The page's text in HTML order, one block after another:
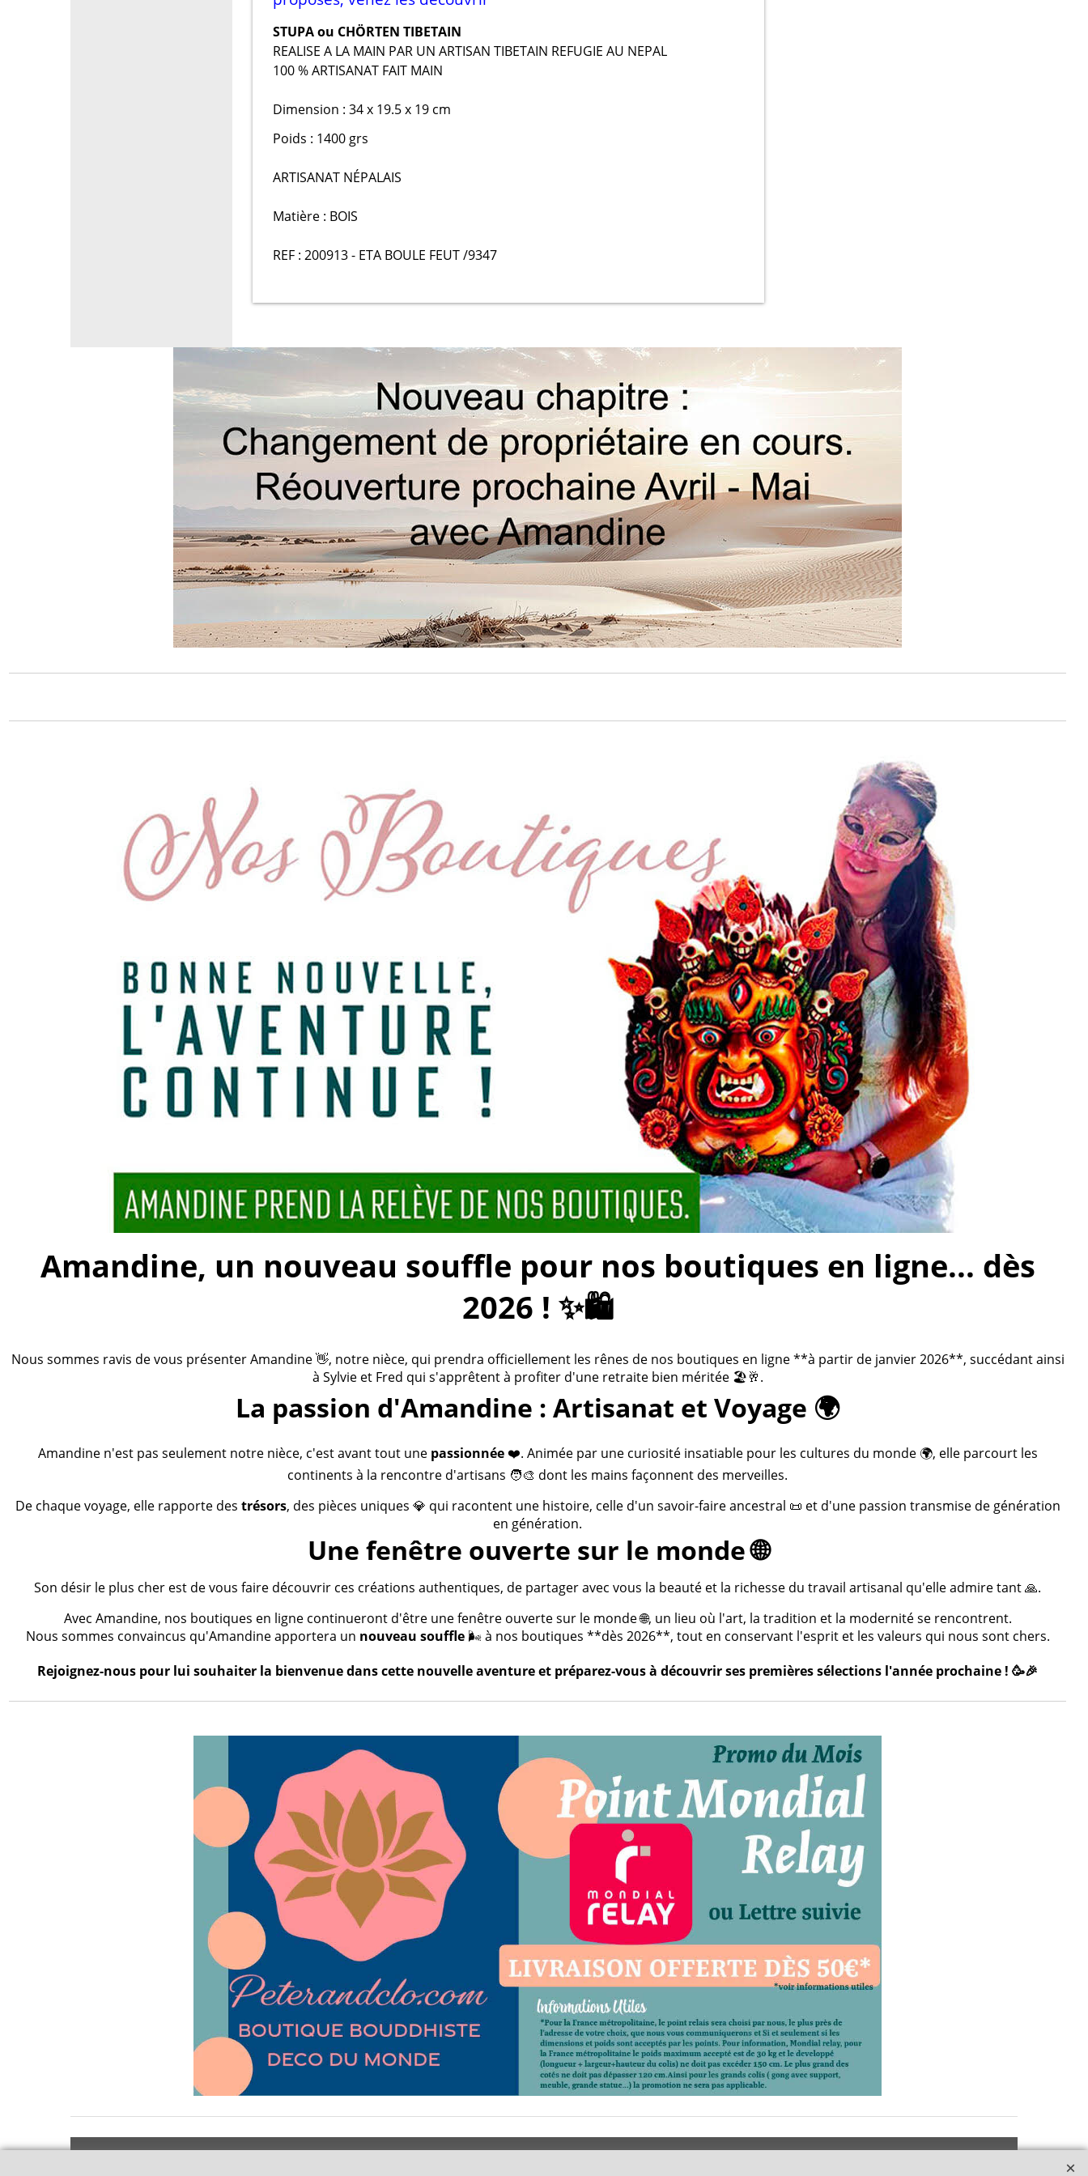
STUPA ou CHÖRTEN TIBETAIN
REALISE A LA MAIN PAR UN ARTISAN TIBETAIN REFUGIE AU NEPAL
100 % ARTISANAT FAIT MAIN
Dimension : 34 x 19.5 x 19 cm
Poids : 1400 grs
ARTISANAT NÉPALAIS
Matière : BOIS
REF : 200913 - ETA BOULE FEUT /9347
Amandine, un nouveau souffle pour nos boutiques en ligne... dès
2026 ! ✨🛍️
Nous sommes ravis de vous présenter Amandine 👋, notre nièce, qui prendra officiellement les rênes de nos boutiques en ligne **à partir de janvier 2026**, succédant ainsi
à Sylvie et Fred qui s'apprêtent à profiter d'une retraite bien méritée 🏖️🥂.
La passion d'Amandine : Artisanat et Voyage 🌍
Amandine n'est pas seulement notre nièce, c'est avant tout une passionnée❤️. Animée par une curiosité insatiable pour les cultures du monde 🌍, elle parcourt les
continents à la rencontre d'artisans 🧑‍🎨 dont les mains façonnent des merveilles.
De chaque voyage, elle rapporte des trésors, des pièces uniques 💎 qui racontent une histoire, celle d'un savoir-faire ancestral 📜 et d'une passion transmise de génération
en génération.
Une fenêtre ouverte sur le monde 🌐
Son désir le plus cher est de vous faire découvrir ces créations authentiques, de partager avec vous la beauté et la richesse du travail artisanal qu'elle admire tant 🙏.
Avec Amandine, nos boutiques en ligne continueront d'être une fenêtre ouverte sur le monde 🌐, un lieu où l'art, la tradition et la modernité se rencontrent.
Nous sommes convaincus qu'Amandine apportera un nouveau souffle🌬️ à nos boutiques **dès 2026**, tout en conservant l'esprit et les valeurs qui nous sont chers.
Rejoignez-nous pour lui souhaiter la bienvenue dans cette nouvelle aventure et préparez-vous à découvrir ses premières sélections l'année prochaine ! 🥳🎉